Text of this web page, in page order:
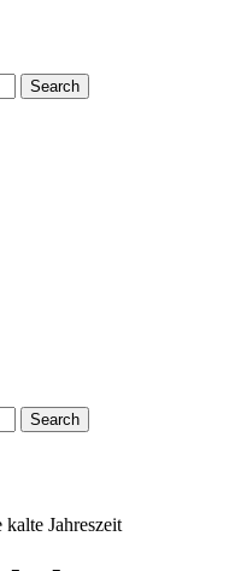
Search
Search
Jahreszeit